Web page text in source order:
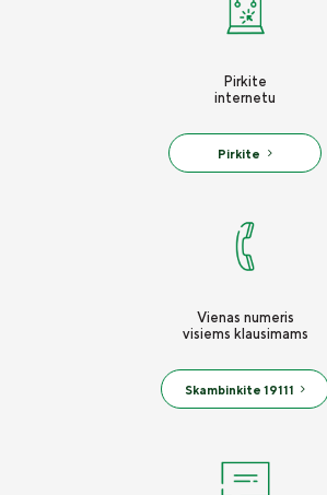
Pirkite
internetu
Pirkite
Vienas numeris
visiems klausimams
Skambinkite 19111